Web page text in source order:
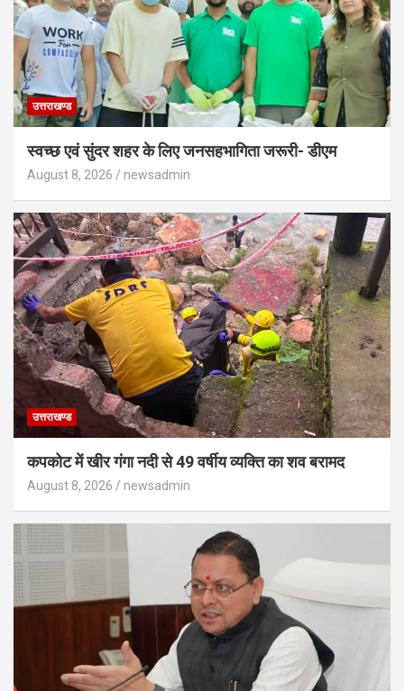
उत्तराखण्ड
स्वच्छ एवं सुंदर शहर के लिए जनसहभागिता जरूरी- डीएम
August 8, 2026 newsadmin
उत्तराखण्ड
कपकोट में खीर गंगा नदी से 49 वर्षीय व्यक्ति का शव बरामद
August 8, 2026 newsadmin